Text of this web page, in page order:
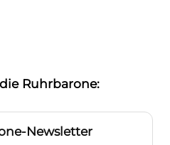
Ruhrbarone:
Newsletter